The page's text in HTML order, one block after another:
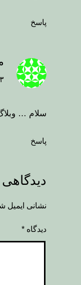
پاسخ
۱۳
سلام …
پاسخ
دیدگاهی
نشانی ایمیل
دیدگاه *